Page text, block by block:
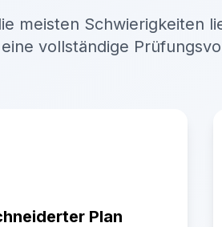
meisten Schwierigkeiten
vollständige
Plan